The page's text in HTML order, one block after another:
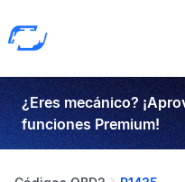
¿Eres mecánico?
funciones Premium!